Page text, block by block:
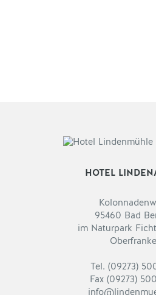
HOTEL
95460 Bad
im Naturpark
Tel. (09273)
Fax (09273)